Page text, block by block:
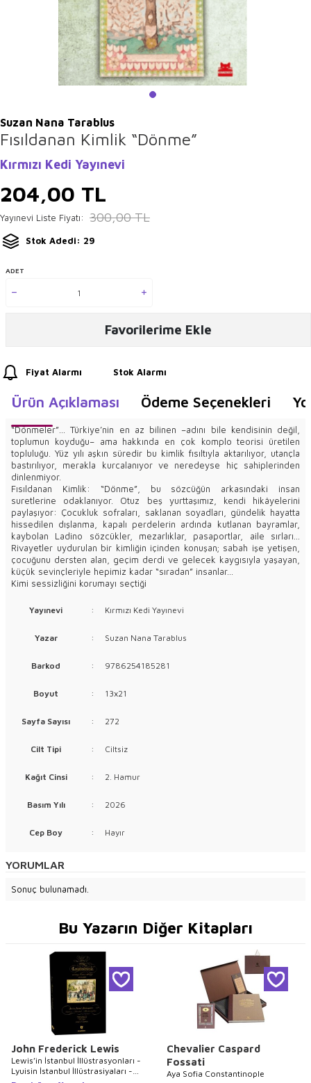
Suzan Nana Tarablus
Fısıldanan Kimlik “Dönme”
Kırmızı Kedi Yayınevi
204,00 TL
Yayınevi Liste Fiyatı: 300,00TL
Stok Adedi: 29
ADET
Favorilerime Ekle
Fiyat Alarmı Stok Alarmı
Ürün Açıklaması Ödeme Seçenekleri
“Dönmeler”... Türkiye’nin en az bilinen –adını bile kendisinin değil,
toplumun koyduğu– ama hakkında en çok komplo teorisi üretilen
topluluğu. Yüz yılı aşkın süredir bu kimlik fısıltıyla aktarılıyor, utançla
bastırılıyor, merakla kurcalanıyor ve neredeyse hiç sahiplerinden
dinlenmiyor.
Fısıldanan Kimlik: “Dönme”, bu sözcüğün arkasındaki insan
suretlerine odaklanıyor. Otuz beş yurttaşımız, kendi hikâyelerini
paylaşıyor: Çocukluk sofraları, saklanan soyadları, gündelik hayatta
hissedilen dışlanma, kapalı perdelerin ardında kutlanan bayramlar,
kaybolan Ladino sözcükler, mezarlıklar, pasaportlar, aile sırları...
Rivayetler uydurulan bir kimliğin içinden konuşan; sabah işe yetişen,
çocuğunu dersten alan, geçim derdi ve gelecek kaygısıyla yaşayan,
küçük sevinçleriyle hepimiz kadar “sıradan” insanlar...
Kimi sessizliğini korumayı seçtiği
Yayınevi : Kırmızı Kedi Yayınevi
Yazar : Suzan Nana Tarablus
Barkod : 9786254185281
Boyut : 13x21
Sayfa Sayısı : 272
Cilt Tipi : Ciltsiz
Kağıt Cinsi : 2. Hamur
Basım Yılı : 2026
Cep Boy : Hayır
YORUMLAR
Sonuç bulunamadı.
Bu Yazarın Diğer Kitapları
John Frederick Lewis
Lewis’in İstanbul İllüstrasyonları -
Lyuisin İstanbul İllüstrasiyaları -
Chevalier Caspard
Fossati
Aya Sofia Constantinople